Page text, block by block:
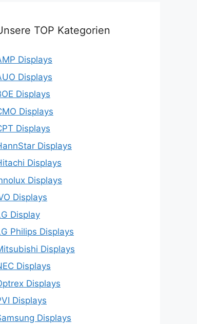
TOP Kategorien
Displays
Displays
Displays
Displays
Displays
Displays
Displays
Displays
Displays
Display
Philips Displays
Displays
Displays
Displays
Displays
Displays